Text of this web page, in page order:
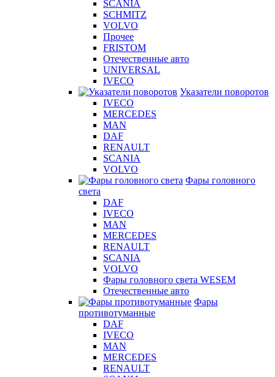
SCANIA
SCHMITZ
VOLVO
Прочее
FRISTOM
Отечественные авто
UNIVERSAL
IVECO
Указатели поворотов
IVECO
MERCEDES
MAN
DAF
RENAULT
SCANIA
VOLVO
Фары головного
света
DAF
IVECO
MAN
MERCEDES
RENAULT
SCANIA
VOLVO
Фары головного света WESEM
Отечественные авто
Фары
противотуманные
DAF
IVECO
MAN
MERCEDES
RENAULT